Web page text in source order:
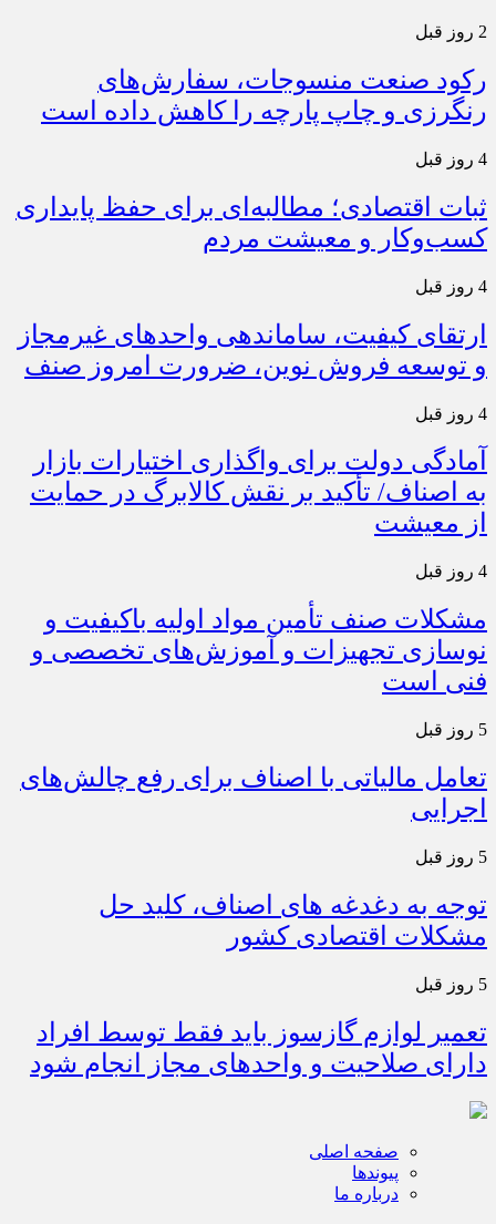
2 روز قبل
رکود صنعت منسوجات، سفارش‌های
رنگرزی و چاپ پارچه را کاهش داده است
4 روز قبل
ثبات اقتصادی؛ مطالبه‌ای برای حفظ پایداری
کسب‌وکار و معیشت مردم
4 روز قبل
ارتقای کیفیت، ساماندهی واحدهای غیرمجاز
و توسعه فروش نوین، ضرورت امروز صنف
4 روز قبل
آمادگی دولت برای واگذاری اختیارات بازار
به اصناف/ تأکید بر نقش کالابرگ در حمایت
از معیشت
4 روز قبل
مشکلات صنف تأمین مواد اولیه باکیفیت و
نوسازی تجهیزات و آموزش‌های تخصصی و
فنی است
5 روز قبل
تعامل مالیاتی با اصناف برای رفع چالش‌های
اجرایی
5 روز قبل
توجه به دغدغه های اصناف، کلید حل
مشکلات اقتصادی کشور
5 روز قبل
تعمیر لوازم گازسوز باید فقط توسط افراد
دارای صلاحیت و واحدهای مجاز انجام شود
صفحه اصلی
پیوندها
درباره ما